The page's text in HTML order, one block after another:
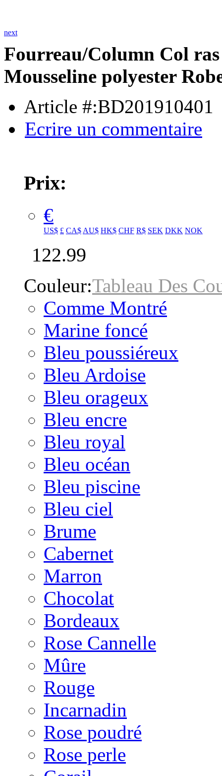
next
Fourreau/Column Col
Mousseline polyester
Article #:BD201910401
Ecrire un commentaire
Prix:
€
US$ £ CA$ AU$ HK$ CHF R$ SEK DKK NOK
122.99
Couleur:Tableau Des
Comme Montré
Marine foncé
Bleu poussiéreux
Bleu Ardoise
Bleu orageux
Bleu encre
Bleu royal
Bleu océan
Bleu piscine
Bleu ciel
Brume
Cabernet
Marron
Chocolat
Bordeaux
Rose Cannelle
Mûre
Rouge
Incarnadin
Rose poudré
Rose perle